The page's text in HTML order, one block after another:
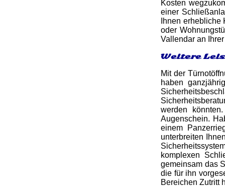
Kosten
einer
Ihnen
oder
Vallendar an
Weitere
Mit der
haben
werden
Augenschein.
einem
unterbreiten
komplexen
gemeinsam das
die für ihn
Bereichen Zutritt